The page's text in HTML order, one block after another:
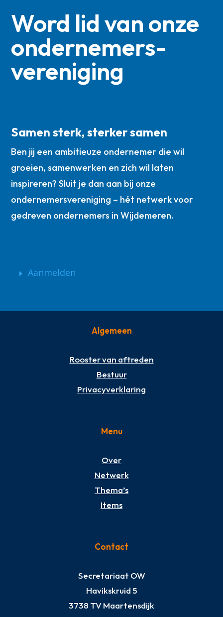
Word lid van onze
ondernemers­
vereniging
Samen sterk, sterker samen
Ben jij een ambitieuze ondernemer die wil
groeien, samenwerken en zich wil laten
inspireren? Sluit je dan aan bij onze
ondernemersvereniging – hét netwerk voor
gedreven ondernemers in Wijdemeren.
Aanmelden
Algemeen
Rooster van aftreden
Bestuur
Privacyverklaring
Menu
Over
Netwerk
Thema’s
Items
Contact
Secretariaat OW
Havikskruid 5
3738 TV Maartensdijk